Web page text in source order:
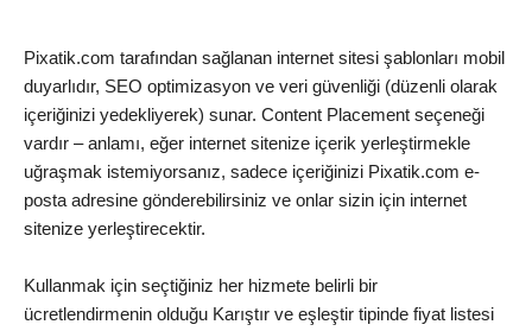
Pixatik.com tarafından sağlanan internet sitesi şablonları mobil
duyarlıdır, SEO optimizasyon ve veri güvenliği (düzenli olarak
içeriğinizi yedekliyerek) sunar. Content Placement seçeneği
vardır – anlamı, eğer internet sitenize içerik yerleştirmekle
uğraşmak istemiyorsanız, sadece içeriğinizi Pixatik.com e-
posta adresine gönderebilirsiniz ve onlar sizin için internet
sitenize yerleştirecektir.
Kullanmak için seçtiğiniz her hizmete belirli bir
ücretlendirmenin olduğu Karıştır ve eşleştir tipinde fiyat listesi